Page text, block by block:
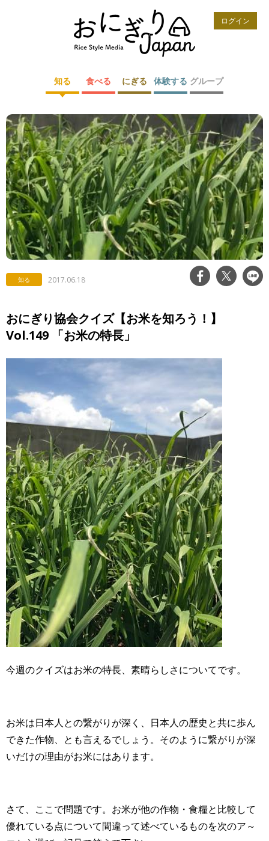
ログイン
知る 食べる にぎる 体験する グループ
知る 2017.06.18
おにぎり協会クイズ【お米を知ろう！】
Vol.149 「お米の特長」
今週のクイズはお米の特長、素晴らしさについてです。
お米は日本人との繋がりが深く、日本人の歴史と共に歩ん
できた作物、とも言えるでしょう。そのように繋がりが深
いだけの理由がお米にはあります。
さて、ここで問題です。お米が他の作物・食糧と比較して
優れている点について間違って述べているものを次のア～